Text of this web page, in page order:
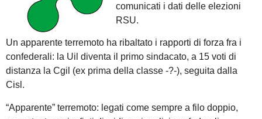
comunicati i dati delle elezioni
RSU.
Un apparente terremoto ha ribaltato i rapporti di forza fra i
confederali: la Uil diventa il primo sindacato, a 15 voti di
distanza la Cgil (ex prima della classe -?-), seguita dalla
Cisl.
“Apparente” terremoto: legati come sempre a filo doppio,